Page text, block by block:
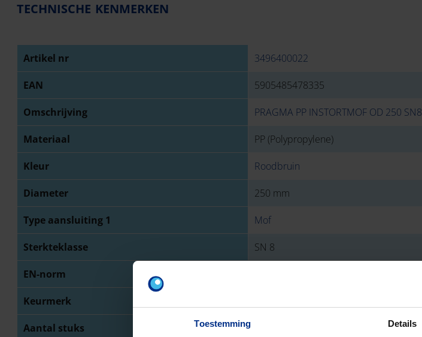
Toestemming Details
TECHNISCHE KENMERKEN
Artikel nr 3496400022
EAN 5905485478335
Omschrijving PRAGMA PP INSTORTMOF OD 250 SN8
Materiaal PP (Polypropylene)
Kleur Roodbruin
Diameter 250 mm
Type aansluiting 1 Mof
Sterkteklasse SN 8
EN-norm
Keurmerk
Aantal stuks